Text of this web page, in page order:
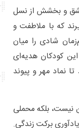
عشق و بخشش از نسل
که با ملاطفت و
شادی را میان
این کودکان هدیه‌ای
نماد مهر و پیوند
نیست، بلکه محملی
برکت زندگی.